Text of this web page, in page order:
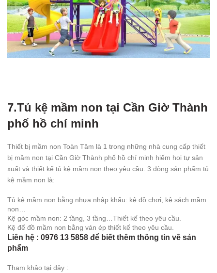
7.Tủ kệ mầm non tại Cần Giờ Thành
phố hồ chí minh
Thiết bị mầm non Toàn Tâm là 1 trong những nhà cung cấp thiết
bị mầm non tại Cần Giờ Thành phố hồ chí minh hiếm hoi tự sản
xuất và thiết kế tủ kệ mầm non theo yêu cầu. 3 dòng sản phẩm tủ
kệ mầm non là:
Tủ kệ mầm non bằng nhựa nhập khẩu: kệ đồ chơi, kệ sách mầm
non…
Kệ góc mầm non: 2 tầng, 3 tầng…Thiết kế theo yêu cầu.
Kệ để đồ mầm non bằng ván ép thiết kế theo yêu cầu.
Liên hệ : 0976 13 5858 để biết thêm thông tin về sản
phẩm
Tham khảo tại đây :